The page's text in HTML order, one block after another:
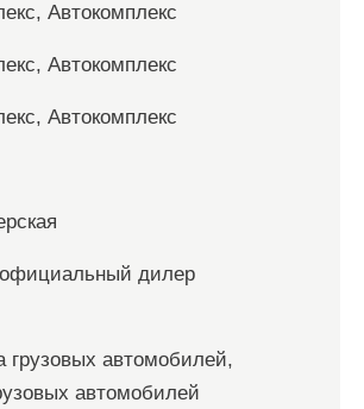
Автокомплекс
Автокомплекс
Автокомплекс
дилер
грузовых автомобилей,
автомобилей